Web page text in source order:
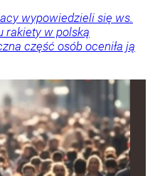
wypowiedzieli się ws.
rakiety w polską
część osób oceniła ją